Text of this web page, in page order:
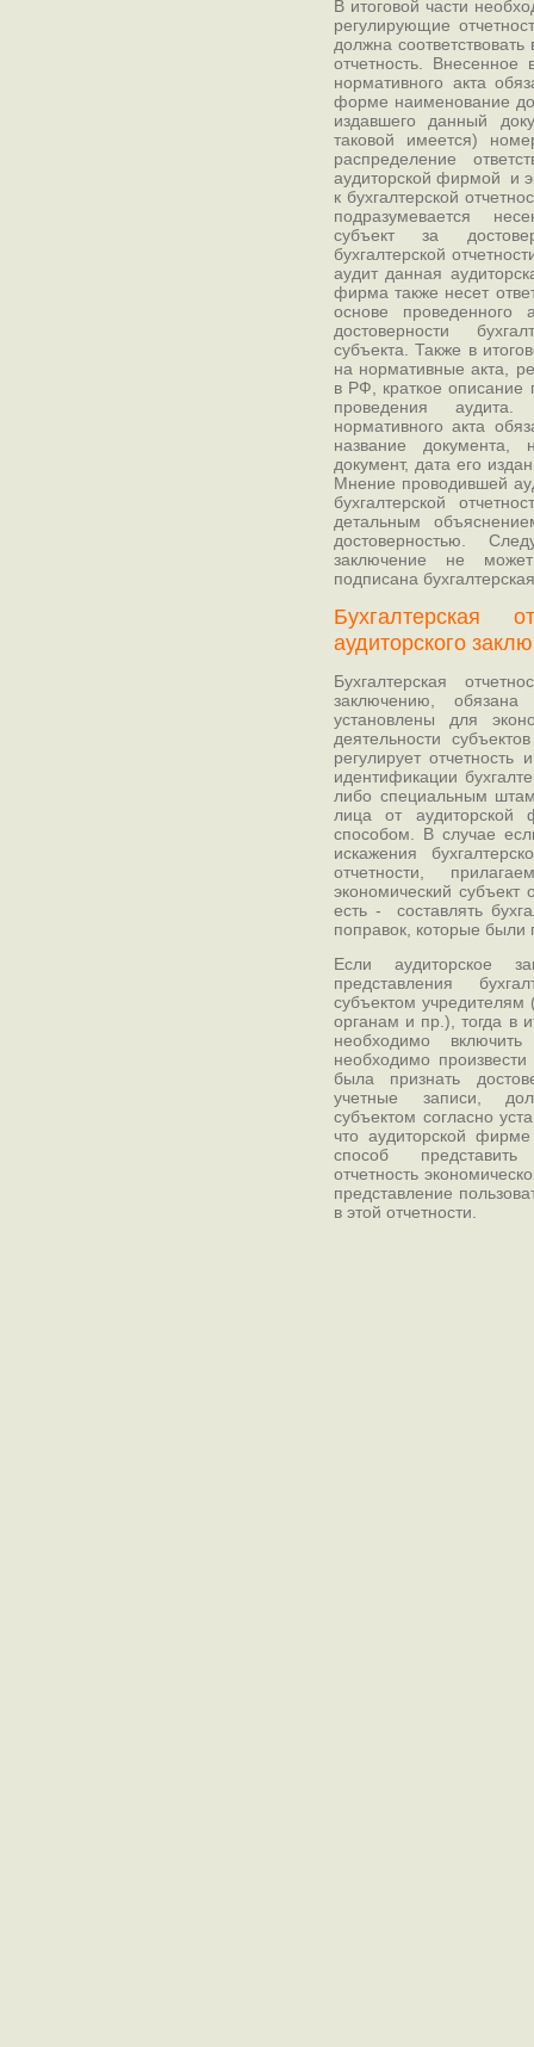
В итоговой части
регулирующие
должна
отчетность. Внесенное
нормативного акта
форме наименование
издавшего данный
таковой имеется)
распределение
аудиторской фирмой и
к бухгалтерской
подразумевается
субъект за
бухгалтерской
аудит данная
фирма также несет
основе проведенного
достоверности
субъекта. Также в
на нормативные акта,
в РФ, краткое
проведения аудита.
нормативного акта
название документа,
документ, дата его
Мнение проводившей
бухгалтерской
детальным
достоверностью.
заключение не
подписана
Бухгалтерская
аудиторского
Бухгалтерская
заключению,
установлены для
деятельности
регулирует
идентификации
либо специальным
лица от аудиторской
способом. В случае
искажения
отчетности,
экономический субъект
есть - составлять
поправок, которые
Если аудиторское
представления
субъектом учредителям
органам и пр.), тогда в
необходимо
необходимо
была признать
учетные записи,
субъектом согласно
что аудиторской
способ представить
отчетность
представление
в этой отчетности.